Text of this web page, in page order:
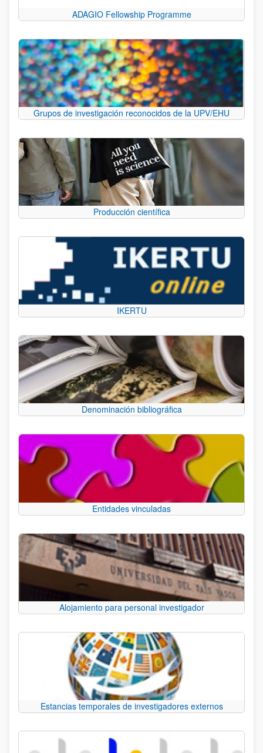
ADAGIO Fellowship Programme
Grupos de investigación reconocidos de la UPV/EHU
Producción científica
IKERTU
Denominación bibliográfica
Entidades vinculadas
Alojamiento para personal investigador
Estancias temporales de investigadores externos